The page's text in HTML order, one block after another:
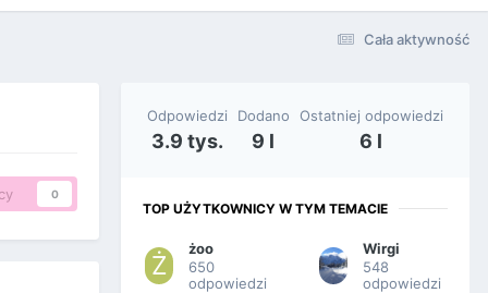
Cała aktywność
0
Odpowiedzi
3.9 tys.
Dodano
9 l
Ostatniej odpowiedzi
6 l
TOP UŻYTKOWNICY W TYM TEMACIE
żoo
650
odpowiedzi
Wirgi
548
odpowiedzi